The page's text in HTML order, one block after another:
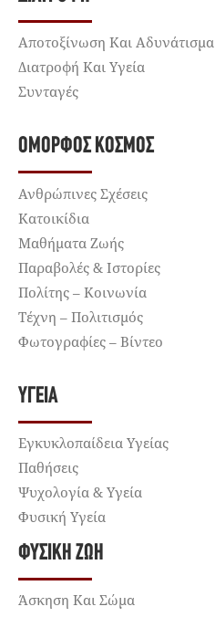
Αποτοξίνωση Και Αδυνάτισμα
Διατροφή Και Υγεία
Συνταγές
ΌΜΟΡΦΟΣ ΚΌΣΜΟΣ
Ανθρώπινες Σχέσεις
Κατοικίδια
Μαθήματα Ζωής
Παραβολές & Ιστορίες
Πολίτης – Κοινωνία
Τέχνη – Πολιτισμός
Φωτογραφίες – Βίντεο
ΥΓΕΊΑ
Εγκυκλοπαίδεια Υγείας
Παθήσεις
Ψυχολογία & Υγεία
Φυσική Υγεία
ΦΥΣΙΚΉ ΖΩΉ
Άσκηση Και Σώμα